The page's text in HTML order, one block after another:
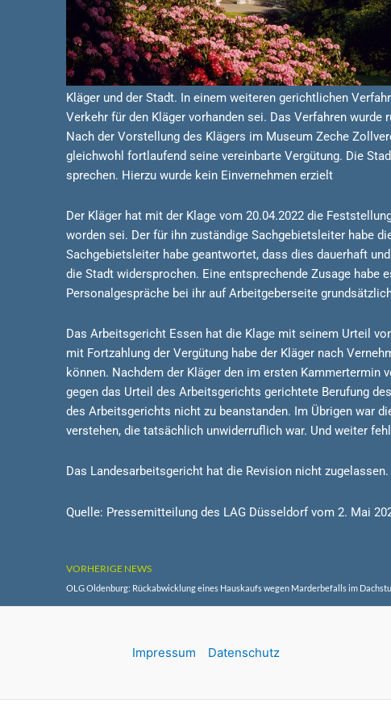
Kläger und der Stadt. In einem weiteren gerichtlichen
Verkehr für den Kläger vorhanden sei. Das Verfahren
Nach der Vorstellung des Klägers im Museum Zeche
gleichwohl fortlaufend seine vereinbarte Vergütung. Die
sprechen. Hierzu wurde kein Einvernehmen erzielt
Der Kläger hat mit der Klage vom 20.04.2022 die
worden sei. Der für ihn zuständige Sachgebietsleiter habe
Sachgebietsleiter habe geantwortet, dass dies dauerhaft
die Stadt widersprochen. Eine entsprechende Zusage
Personalgespräche bei ihr auf Arbeitgeberseite
Das Arbeitsgericht Essen hat die Klage mit seinem Urteil
mit Fortzahlung der Vergütung habe der Kläger nach
können. Nachdem der Kläger den im ersten
gegen das Urteil des Arbeitsgerichts gerichtete Berufung
des Arbeitsgerichts nicht zu beanstanden. Im Übrigen war
verstehen, die tatsächlich unwiderruflich war. Und weiter
Das Landesarbeitsgericht hat die Revision nicht zugelassen.
Quelle: Pressemitteilung des LAG Düsseldorf vom 2. Mai
VORHERIGE NEWS
OLG Oldenburg: Rückabwicklung eines Hauskaufs wegen Marderbefalls im
Impressum Datenschutz